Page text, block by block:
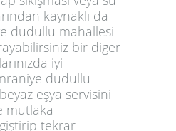
kaynaklı da
dudullu mahallesi
bir diger
iyi
dudullu
eşya servisini
mutlaka
tekrar